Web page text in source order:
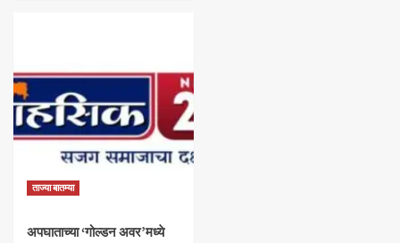
ताज्या बातम्या
अपघाताच्या ‘गोल्डन अवर’मध्ये